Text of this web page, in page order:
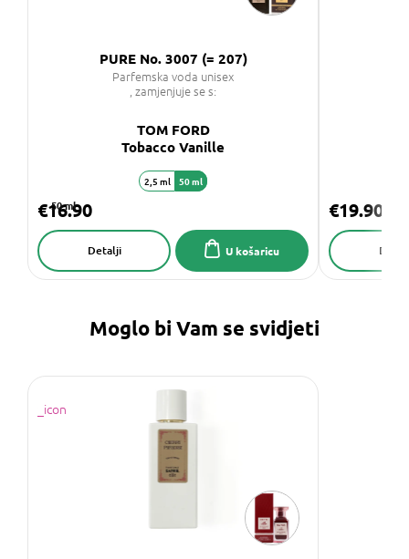
PURE No. 3007 (= 207)
Parfemska voda unisex
, zamjenjuje se s:
TOM FORD
Tobacco Vanille
50 ml
€16.90
U košaricu
Detalji
2,5 ml 50 ml
€19.90
Moglo bi Vam se svidjeti